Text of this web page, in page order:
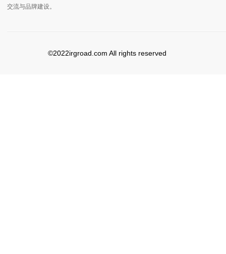
交流与品牌建设。
©2022irgroad.com All rights reserved